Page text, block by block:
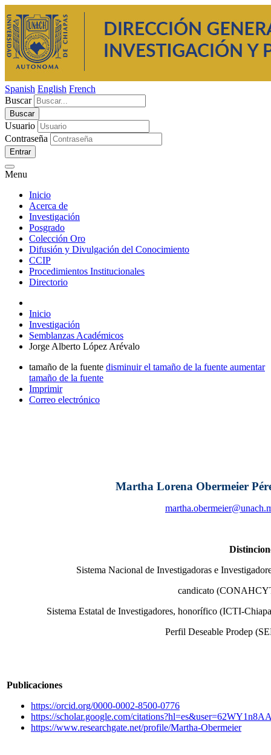
Spanish English French
Buscar
Usuario
Contraseña
Entrar
Menu
Inicio
Acerca de
Investigación
Posgrado
Colección Oro
Difusión y Divulgación del Conocimiento
CCIP
Procedimientos Institucionales
Directorio
Inicio
Investigación
Semblanzas Académicos
Jorge Alberto López Arévalo
tamaño de la fuente disminuir el tamaño de la fuente aumentar
tamaño de la fuente
Imprimir
Correo electrónico
Martha Lorena Obermeier
Sistema Nacional de Investigadoras e
candicato
Sistema Estatal de Investigadores, honorífico (ICTI-
Perfil Deseable Prodep
Publicaciones
https://orcid.org/0000-0002-8500-0776
https://scholar.google.com/
https://www.researchgate.net/profile/Martha-Obermeier